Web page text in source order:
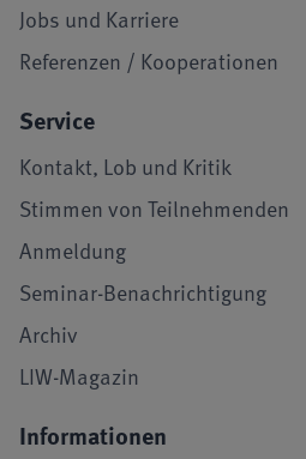
Jobs und Karriere
Referenzen / Kooperationen
Service
Kontakt, Lob und Kritik
Stimmen von Teilnehmenden
Anmeldung
Seminar-Benachrichtigung
Archiv
LIW-Magazin
Informationen